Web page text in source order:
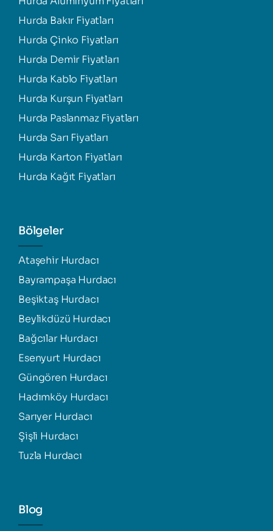
Hurda Bakır Fiyatları
Hurda Çinko Fiyatları
Hurda Demir Fiyatları
Hurda Kablo Fiyatları
Hurda Kurşun Fiyatları
Hurda Paslanmaz Fiyatları
Hurda Sarı Fiyatları
Hurda Karton Fiyatları
Hurda Kağıt Fiyatları
Bölgeler
Ataşehir Hurdacı
Bayrampaşa Hurdacı
Beşiktaş Hurdacı
Beylikdüzü Hurdacı
Bağcılar Hurdacı
Esenyurt Hurdacı
Güngören Hurdacı
Hadımköy Hurdacı
Sarıyer Hurdacı
Şişli Hurdacı
Tuzla Hurdacı
Blog